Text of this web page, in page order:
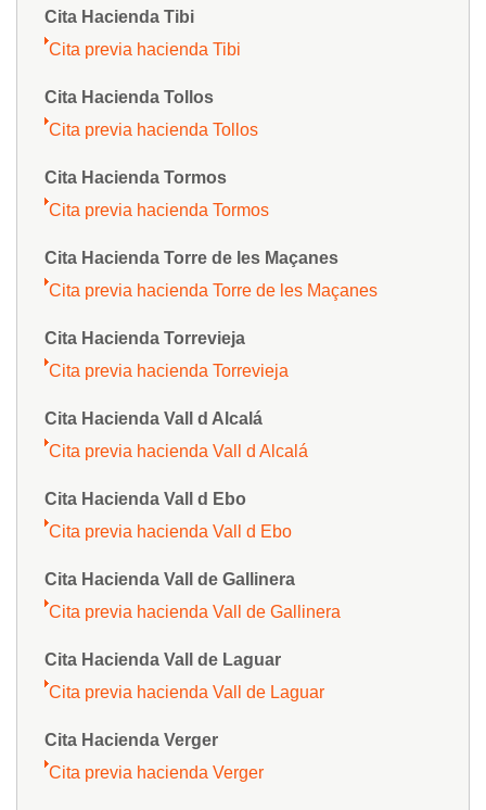
Cita Hacienda Tibi
Cita previa hacienda Tibi
Cita Hacienda Tollos
Cita previa hacienda Tollos
Cita Hacienda Tormos
Cita previa hacienda Tormos
Cita Hacienda Torre de les Maçanes
Cita previa hacienda Torre de les Maçanes
Cita Hacienda Torrevieja
Cita previa hacienda Torrevieja
Cita Hacienda Vall d Alcalá
Cita previa hacienda Vall d Alcalá
Cita Hacienda Vall d Ebo
Cita previa hacienda Vall d Ebo
Cita Hacienda Vall de Gallinera
Cita previa hacienda Vall de Gallinera
Cita Hacienda Vall de Laguar
Cita previa hacienda Vall de Laguar
Cita Hacienda Verger
Cita previa hacienda Verger